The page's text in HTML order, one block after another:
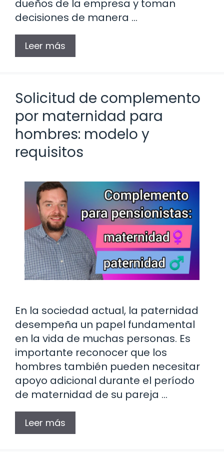
dueños de la empresa y toman
decisiones de manera …
Leer más
Solicitud de complemento
por maternidad para
hombres: modelo y
requisitos
En la sociedad actual, la paternidad
desempeña un papel fundamental
en la vida de muchas personas. Es
importante reconocer que los
hombres también pueden necesitar
apoyo adicional durante el período
de maternidad de su pareja …
Leer más